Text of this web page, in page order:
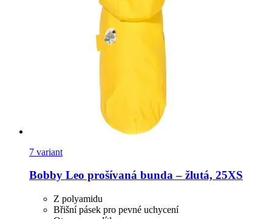
7 variant
Bobby Leo prošívaná bunda – žlutá, 25XS
Z polyamidu
Břišní pásek pro pevné uchycení